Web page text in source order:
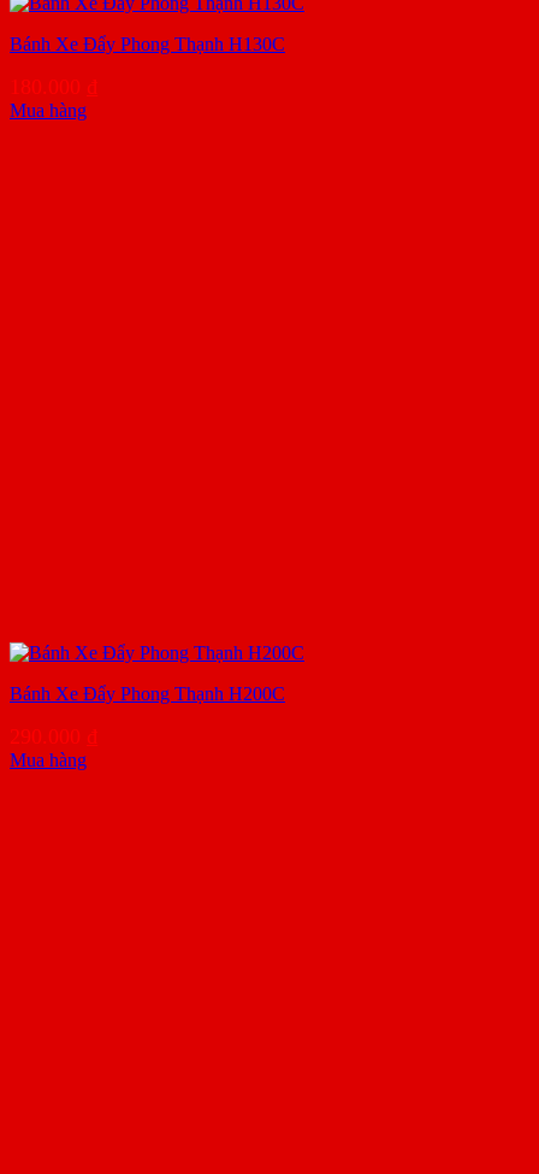
Bánh Xe Đẩy Phong Thạnh H130C
180.000 ₫
Mua hàng
Bánh Xe Đẩy Phong Thạnh H200C
290.000 ₫
Mua hàng